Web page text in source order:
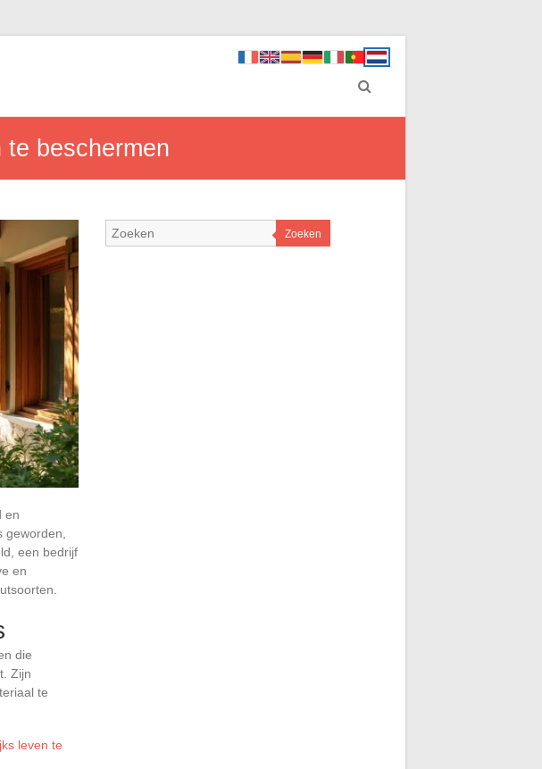
beschermen
en
een bedrijf
en
die
Zijn
te
leven te
Zoeken